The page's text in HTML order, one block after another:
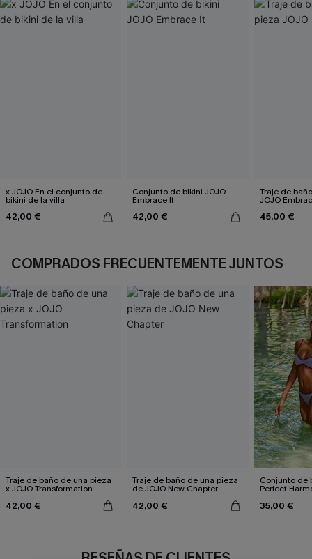
x JOJO En el conjunto de
bikini de la villa
42,00 €
Conjunto de bikini JOJO
Embrace It
42,00 €
Traje de
JOJO
45,00 €
COMPRADOS FRECUENTEMENTE JUNTOS
Traje de baño de una pieza
x JOJO Transformation
42,00 €
Traje de baño de una pieza
de JOJO New Chapter
42,00 €
Conjunto de
Perfect
35,00 €